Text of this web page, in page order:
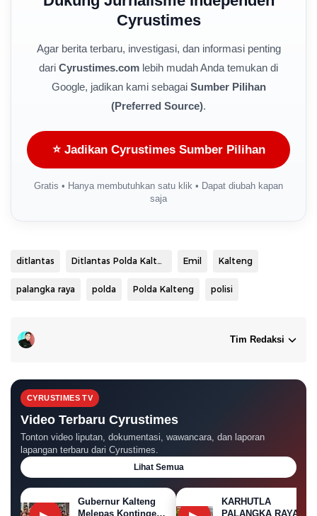
Cyrustimes
Agar berita terbaru, investigasi, dan informasi penting
dari Cyrustimes.com lebih mudah Anda temukan di
Google, jadikan kami sebagai Sumber Pilihan
(Preferred Source).
⭐ Jadikan Cyrustimes Sumber Pilihan
Gratis • Hanya membutuhkan satu klik • Dapat diubah kapan
saja
ditlantas Ditlantas Polda Kalteng Emil Kalteng
palangka raya polda Polda Kalteng polisi
Tim Redaksi
CYRUSTIMES TV
Video Terbaru Cyrustimes
Tonton video liputan, dokumentasi, wawancara, dan laporan
lapangan terbaru dari Cyrustimes.
Lihat Semua
Gubernur Kalteng
Melepas Kontingen
KARHUTLA
PALANGKA RAYA